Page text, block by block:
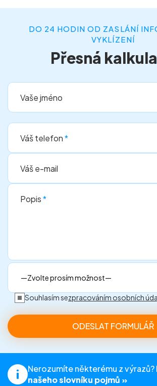
DO 24 HODIN OD ZASLÁNÍ
VYKLÍZENÍ
Přesná
Vaše jméno
Váš telefon*
Váš e-mail
Popis*
Souhlasím sezpracováním osobních
Nerozumíte některému z výrazů?
našeho slovníku pojmů »